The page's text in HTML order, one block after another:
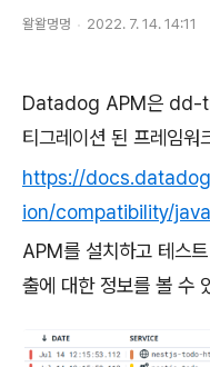
왈왈멍멍 2022. 7. 14. 14:11
Datadog APM은 dd-
티그레이션 된 프레임워
https://
ion/compatibility/java
APM를 설치하고 테스
출에 대한 정보를 볼 수